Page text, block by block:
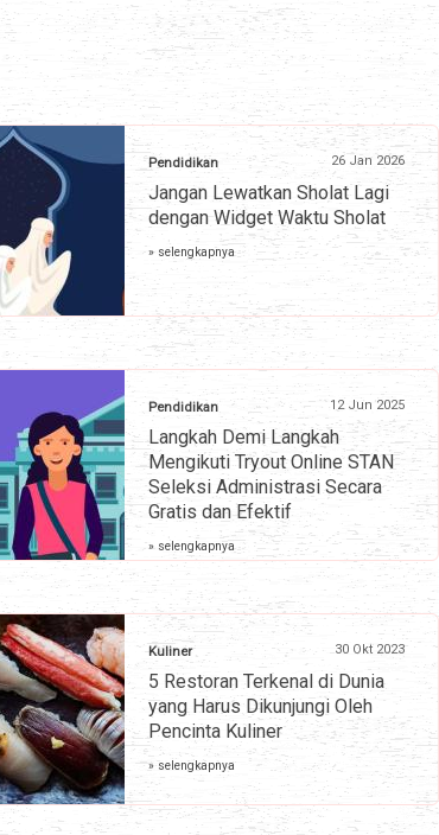
Pendidikan 26 Jan 2026
Jangan Lewatkan Sholat Lagi
dengan Widget Waktu Sholat
» selengkapnya
Pendidikan 12 Jun 2025
Langkah Demi Langkah
Mengikuti Tryout Online STAN
Seleksi Administrasi Secara
Gratis dan Efektif
» selengkapnya
Kuliner 30 Okt 2023
5 Restoran Terkenal di Dunia
yang Harus Dikunjungi Oleh
Pencinta Kuliner
» selengkapnya